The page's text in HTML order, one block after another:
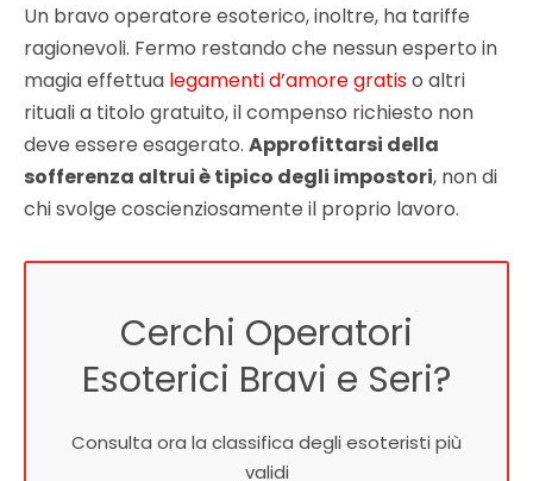
Un bravo operatore esoterico, inoltre, ha tariffe
ragionevoli. Fermo restando che nessun esperto in
magia effettua legamenti d’amore gratiso altri
rituali a titolo gratuito, il compenso richiesto non
deve essere esagerato. Approfittarsi della
sofferenza altrui è tipico degli impostori, non di
chi svolge coscienziosamente il proprio lavoro.
Cerchi Operatori
Esoterici Bravi e Seri?
Consulta ora la classifica degli esoteristi più
validi